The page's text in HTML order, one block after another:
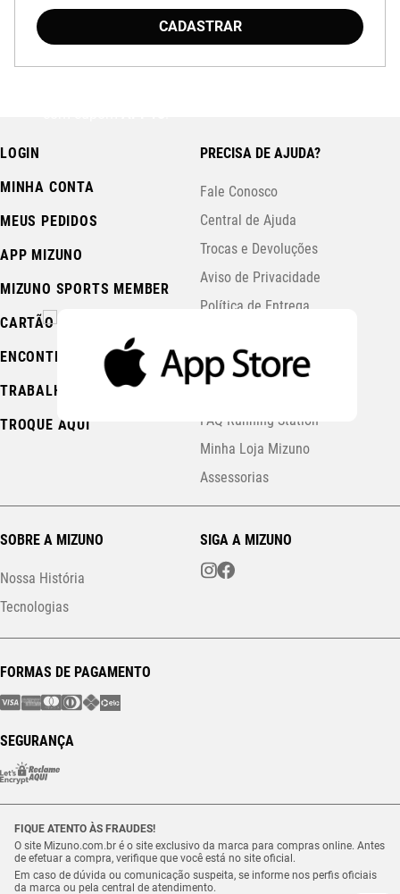
CADASTRAR
LOGIN
MINHA CONTA
MEUS PEDIDOS
APP MIZUNO
MIZUNO SPORTS MEMBER
CARTÃO PRESENTE
ENCONTRE UMA LOJA
TRABALHE CONOSCO
TROQUE AQUI
PRECISA DE AJUDA?
Fale Conosco
Central de Ajuda
Trocas e Devoluções
Aviso de Privacidade
Política de Entrega
Política de Promoções
FAQ Running Station
Minha Loja Mizuno
Assessorias
SOBRE A MIZUNO
Nossa História
Tecnologias
SIGA A MIZUNO
FORMAS DE PAGAMENTO
SEGURANÇA
FIQUE ATENTO ÀS FRAUDES!
O site Mizuno.com.br é o site exclusivo da marca para compras online. Antes
de efetuar a compra, verifique que você está no site oficial.
Em caso de dúvida ou comunicação suspeita, se informe nos perfis oficiais
da marca ou pela central de atendimento.